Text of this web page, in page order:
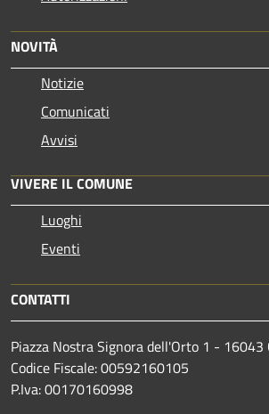
NOVITÀ
Notizie
Comunicati
Avvisi
VIVERE IL COMUNE
Luoghi
Eventi
CONTATTI
Piazza Nostra Signora dell'Orto 1 - 16043
Codice Fiscale: 00592160105
P.Iva: 00170160998